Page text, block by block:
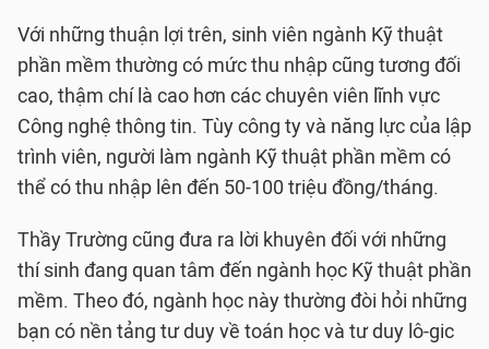
Với những thuận lợi trên, sinh viên ngành Kỹ thuật
phần mềm thường có mức thu nhập cũng tương đối
cao, thậm chí là cao hơn các chuyên viên lĩnh vực
Công nghệ thông tin. Tùy công ty và năng lực của lập
trình viên, người làm ngành Kỹ thuật phần mềm có
thể có thu nhập lên đến 50-100 triệu đồng/tháng.
Thầy Trường cũng đưa ra lời khuyên đối với những
thí sinh đang quan tâm đến ngành học Kỹ thuật phần
mềm. Theo đó, ngành học này thường đòi hỏi những
bạn có nền tảng tư duy về toán học và tư duy lô-gic